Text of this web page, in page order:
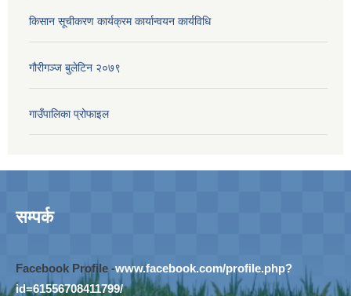
किसान सूचीकरण कार्यक्रम कार्यान्वयन कार्यविधि
गौरीगञ्‍ज बुलेटिन २०७९
गाउँपालिका प्रोफाइल
सम्पर्क
Facebook Profile -www.facebook.com/profile.php?
id=61556708411799/